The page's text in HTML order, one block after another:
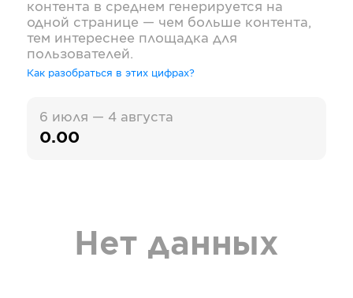
контента в среднем генерируется на
одной странице — чем больше контента,
тем интереснее площадка для
пользователей.
Как разобраться в этих цифрах?
6 июля — 4 августа
0.00
Нет данных